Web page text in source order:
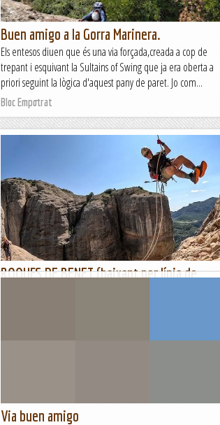
Buen amigo a la Gorra Marinera.
Els entesos diuen que és una via forçada,creada a cop de
trepant i esquivant la Sultains of Swing que ja era oberta a
priori seguint la lògica d'aquest pany de paret. Jo com...
Bloc Empotrat
ROQUES DE BENET (baixant per línia de
comercial de sempre, per Gandesa paràvem a fer...
Via buen amigo